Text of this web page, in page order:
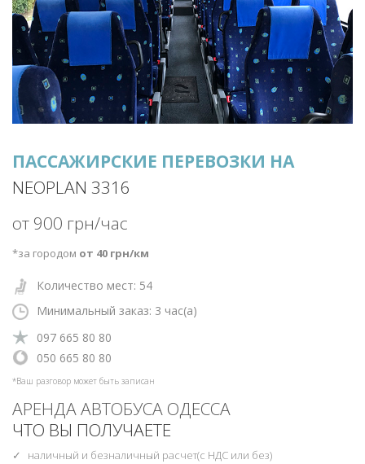
ПАССАЖИРСКИЕ ПЕРЕВОЗКИ НА
NEOPLAN 3316
от 900 грн/час
*за городом от 40 грн/км
Количество мест: 54
Минимальный заказ: 3 час(а)
‎097 665 80 80
‎‎050 665 80 80
*Ваш разговор может быть записан
АРЕНДА АВТОБУСА ОДЕССА
ЧТО ВЫ ПОЛУЧАЕТЕ
наличный и безналичный расчет(с НДС или без)